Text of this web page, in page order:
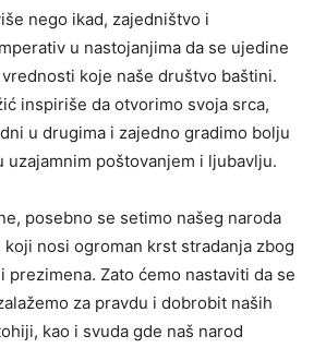
nego ikad, zajedništvo i
u nastojanjima da se ujedine
koje naše društvo baštini.
inspiriše da otvorimo svoja srca,
u drugima i zajedno gradimo bolju
uzajamnim poštovanjem i ljubavlju.
posebno se setimo našeg naroda
koji nosi ogroman krst stradanja zbog
prezimena. Zato ćemo nastaviti da se
za pravdu i dobrobit naših
kao i svuda gde naš narod